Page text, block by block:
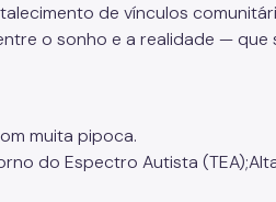
de vínculos
o sonho e a realidade — que
muita pipoca.
do Espectro Autista